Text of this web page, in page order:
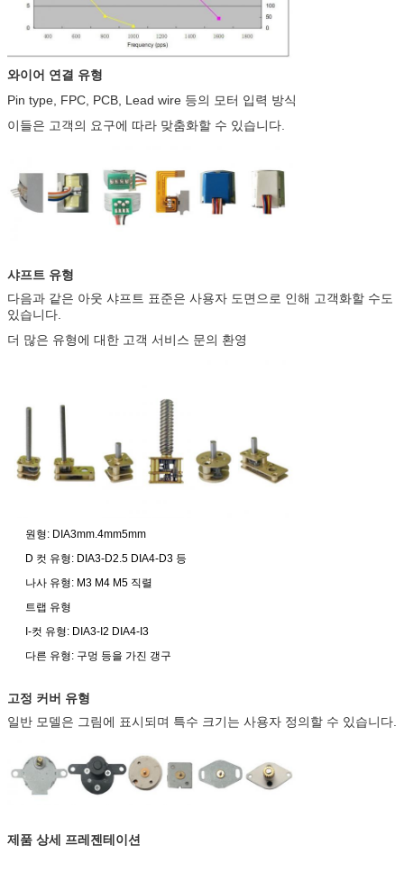
와이어 연결 유형
Pin type, FPC, PCB, Lead wire 등의 모터 입력 방식
이들은 고객의 요구에 따라 맞춤화할 수 있습니다.
샤프트 유형
다음과 같은 아웃 샤프트 표준은 사용자 도면으로 인해 고객화할 수도
있습니다.
더 많은 유형에 대한 고객 서비스 문의 환영
원형: DIA3mm.4mm5mm
D 컷 유형: DIA3-D2.5 DIA4-D3 등
나사 유형: M3 M4 M5 직렬
트랩 유형
I-컷 유형: DIA3-I2 DIA4-I3
다른 유형: 구멍 등을 가진 갱구
고정 커버 유형
일반 모델은 그림에 표시되며 특수 크기는 사용자 정의할 수 있습니다.
제품 상세 프레젠테이션